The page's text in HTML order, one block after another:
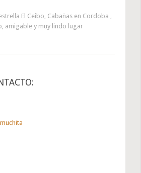
El Ceibo, Cabañas en Cordoba ,
amigable y muy lindo lugar